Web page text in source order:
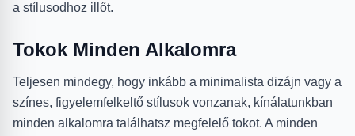
a stílusodhoz illőt.
Tokok Minden Alkalomra
Teljesen mindegy, hogy inkább a minimalista dizájn vagy a
színes, figyelemfelkeltő stílusok vonzanak, kínálatunkban
minden alkalomra találhatsz megfelelő tokot. A minden